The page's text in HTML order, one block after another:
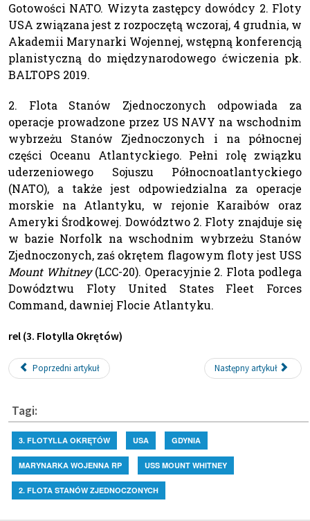
Gotowości NATO. Wizyta zastępcy dowódcy 2. Floty
USA związana jest z rozpoczętą wczoraj, 4 grudnia, w
Akademii Marynarki Wojennej, wstępną konferencją
planistyczną do międzynarodowego ćwiczenia pk.
BALTOPS 2019.
2. Flota Stanów Zjednoczonych odpowiada za
operacje prowadzone przez US NAVY na wschodnim
wybrzeżu Stanów Zjednoczonych i na północnej
części Oceanu Atlantyckiego. Pełni rolę związku
uderzeniowego Sojuszu Północnoatlantyckiego
(NATO), a także jest odpowiedzialna za operacje
morskie na Atlantyku, w rejonie Karaibów oraz
Ameryki Środkowej. Dowództwo 2. Floty znajduje się
w bazie Norfolk na wschodnim wybrzeżu Stanów
Zjednoczonych, zaś okrętem flagowym floty jest USS
Mount Whitney(LCC-20). Operacyjnie 2. Flota podlega
Dowództwu Floty United States Fleet Forces
Command, dawniej Flocie Atlantyku.
rel (3. Flotylla Okrętów)
Poprzedni artykuł Następny artykuł
Tagi:
3. FLOTYLLA OKRĘTÓW USA GDYNIA
MARYNARKA WOJENNA RP USS MOUNT WHITNEY
2. FLOTA STANÓW ZJEDNOCZONYCH